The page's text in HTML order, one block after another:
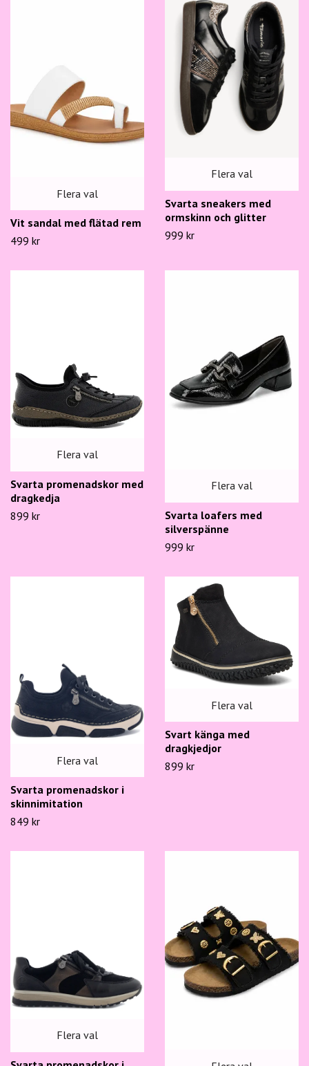
Flera val
Vit sandal med flätad rem
499 kr
Flera val
Svarta sneakers med
ormskinn och glitter
999 kr
Flera val
Svarta promenadskor med
dragkedja
899 kr
Flera val
Svarta loafers med
silverspänne
999 kr
Flera val
Svarta promenadskor i
skinnimitation
849 kr
Flera val
Svart känga med
dragkjedjor
899 kr
Flera val